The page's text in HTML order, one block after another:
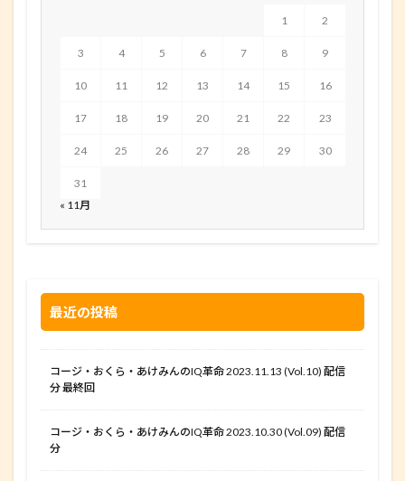
1 2
3 4 5 6 7 8 9
10 11 12 13 14 15 16
17 18 19 20 21 22 23
24 25 26 27 28 29 30
31
« 11月
最近の投稿
コージ・おくら・あけみんのIQ革命 2023.11.13 (Vol.10) 配信
分 最終回
コージ・おくら・あけみんのIQ革命 2023.10.30 (Vol.09) 配信
分